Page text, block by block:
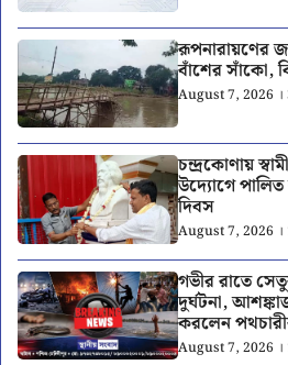
রূপনারায়ণের
বাঁশের সাঁকো,
August 7, 2026 ।
চন্দ্রকোণায়
উদ্যোগে
দিবস
August 7, 2026 ।
গভীর রাতে
দুর্ঘটনা,
করলেন
August 7, 2026 ।